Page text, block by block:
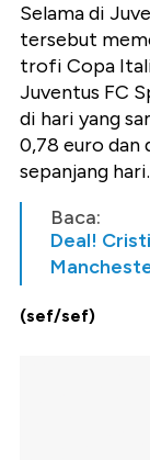
Selama di
tersebut
trofi Copa
Juventus FC
di hari yang
0,78 euro dan
sepanjang hari.
Baca:
Deal!
(sef/sef)